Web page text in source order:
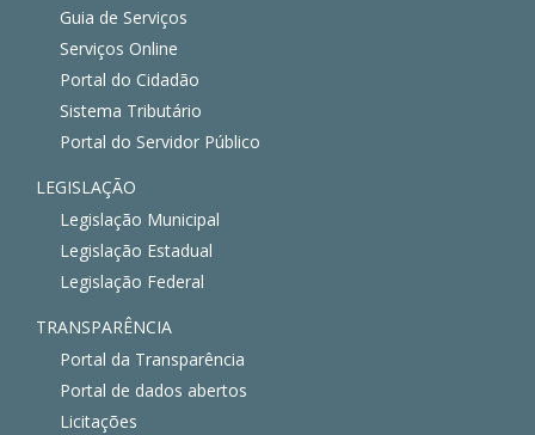
Guia de Serviços
Serviços Online
Portal do Cidadão
Sistema Tributário
Portal do Servidor Público
LEGISLAÇÃO
Legislação Municipal
Legislação Estadual
Legislação Federal
TRANSPARÊNCIA
Portal da Transparência
Portal de dados abertos
Licitações